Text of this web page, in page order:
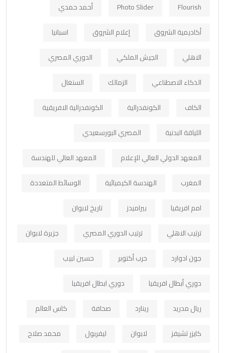
Flourish
Photo Slider
أحمد حمدي
أكاديمية الشروق
إعلام الشروق
اسبانيا
الاهلي
الجيش الملكي
الدوري المصري
الذكاء الاصطناعي
الزمالك
السنغال
الكاف
الكونفدرالية
الكونفدرالية الافريقية
اللياقة البدنية
المصري البورسعيدي
المعهد الدولي العالي للإعلام
المعهد العالي للهندسة
المغرب
الهندسة الكيميائية
الوسائط المتعددة
امم افريقيا
بيراميدز
تاريخ لابوان
ترتيب الاهلي
ترتيب الدوري المصري
جزيرة لابوان
جون ادوارد
حرب أكتوبر
حسين لبيب
دوري أبطال افريقيا
دوري ابطال افريقيا
ريال مدريد
رينارد صحافة
كاس العالم
كايزر تشيفز
لابوان ليفربول
محمد صلاح